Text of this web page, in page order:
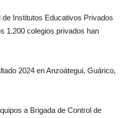
de Institutos Educativos Privados
1.200 colegios privados han
2024 en Anzoátegui, Guárico,
a Brigada de Control de